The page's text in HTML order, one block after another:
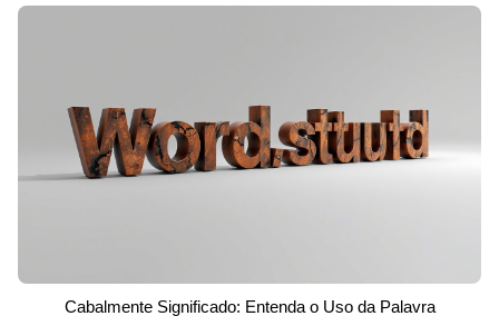
Cabalmente Significado: Entenda o Uso da Palavra